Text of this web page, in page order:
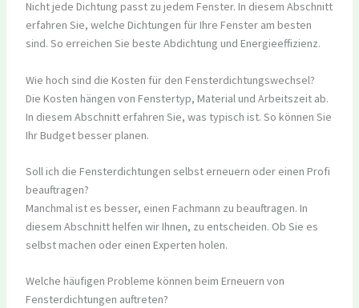
Nicht jede Dichtung passt zu jedem Fenster. In diesem Abschnitt
erfahren Sie, welche Dichtungen für Ihre Fenster am besten
sind. So erreichen Sie beste Abdichtung und Energieeffizienz.
Wie hoch sind die Kosten für den Fensterdichtungswechsel?
Die Kosten hängen von Fenstertyp, Material und Arbeitszeit ab.
In diesem Abschnitt erfahren Sie, was typisch ist. So können Sie
Ihr Budget besser planen.
Soll ich die Fensterdichtungen selbst erneuern oder einen Profi
beauftragen?
Manchmal ist es besser, einen Fachmann zu beauftragen. In
diesem Abschnitt helfen wir Ihnen, zu entscheiden. Ob Sie es
selbst machen oder einen Experten holen.
Welche häufigen Probleme können beim Erneuern von
Fensterdichtungen auftreten?